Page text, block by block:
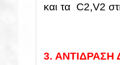
και τα C2,V2
3. ΑΝΤΙΔΡΑΣΗ